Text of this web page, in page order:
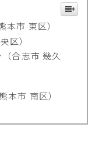
市 東区）
区）
合志市 幾久
本市 南区）